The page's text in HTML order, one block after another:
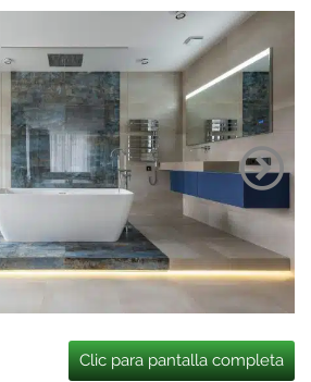
Clic para pantalla completa